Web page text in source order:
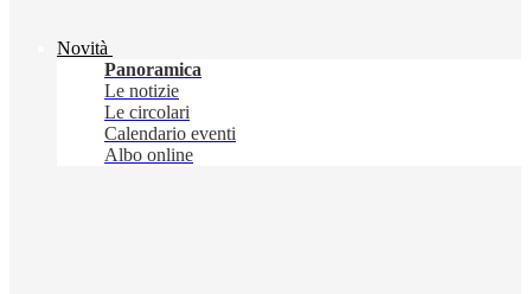
Novità
Panoramica
Le notizie
Le circolari
Calendario eventi
Albo online